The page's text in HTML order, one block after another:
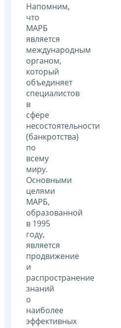
Напомним,
что
МАРБ
является
международным
органом,
который
объединяет
специалистов
в
сфере
несостоятельности
(банкротства)
по
всему
миру.
Основными
целями
МАРБ,
образованной
в 1995
году,
является
продвижение
и
распространение
знаний
о
наиболее
эффективных